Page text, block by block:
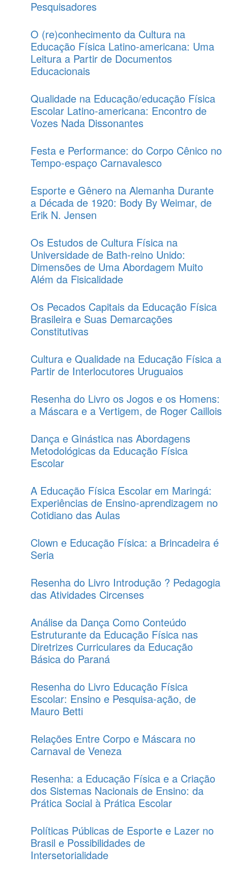
Pesquisadores
O (re)conhecimento da Cultura na
Educação Física Latino-americana: Uma
Leitura a Partir de Documentos
Educacionais
Qualidade na Educação/educação Física
Escolar Latino-americana: Encontro de
Vozes Nada Dissonantes
Festa e Performance: do Corpo Cênico no
Tempo-espaço Carnavalesco
Esporte e Gênero na Alemanha Durante
a Década de 1920: Body By Weimar, de
Erik N. Jensen
Os Estudos de Cultura Física na
Universidade de Bath-reino Unido:
Dimensões de Uma Abordagem Muito
Além da Fisicalidade
Os Pecados Capitais da Educação Física
Brasileira e Suas Demarcações
Constitutivas
Cultura e Qualidade na Educação Física a
Partir de Interlocutores Uruguaios
Resenha do Livro os Jogos e os Homens:
a Máscara e a Vertigem, de Roger Caillois
Dança e Ginástica nas Abordagens
Metodológicas da Educação Física
Escolar
A Educação Física Escolar em Maringá:
Experiências de Ensino-aprendizagem no
Cotidiano das Aulas
Clown e Educação Física: a Brincadeira é
Seria
Resenha do Livro Introdução ? Pedagogia
das Atividades Circenses
Análise da Dança Como Conteúdo
Estruturante da Educação Física nas
Diretrizes Curriculares da Educação
Básica do Paraná
Resenha do Livro Educação Física
Escolar: Ensino e Pesquisa-ação, de
Mauro Betti
Relações Entre Corpo e Máscara no
Carnaval de Veneza
Resenha: a Educação Física e a Criação
dos Sistemas Nacionais de Ensino: da
Prática Social à Prática Escolar
Políticas Públicas de Esporte e Lazer no
Brasil e Possibilidades de
Intersetorialidade